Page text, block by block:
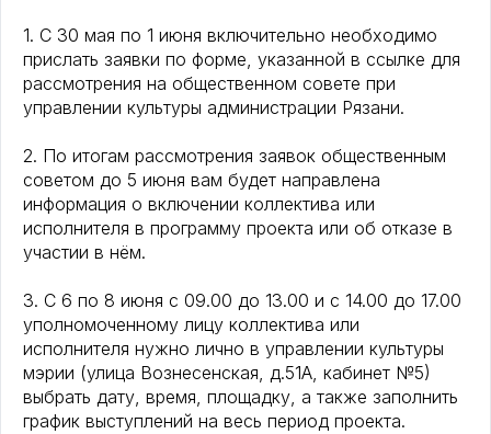
1. С 30 мая по 1 июня включительно необходимо
прислать заявки по форме, указанной в ссылке для
рассмотрения на общественном совете при
управлении культуры администрации Рязани.
2. По итогам рассмотрения заявок общественным
советом до 5 июня вам будет направлена
информация о включении коллектива или
исполнителя в программу проекта или об отказе в
участии в нём.
3. С 6 по 8 июня с 09.00 до 13.00 и с 14.00 до 17.00
уполномоченному лицу коллектива или
исполнителя нужно лично в управлении культуры
мэрии (улица Вознесенская, д.51А, кабинет №5)
выбрать дату, время, площадку, а также заполнить
график выступлений на весь период проекта.